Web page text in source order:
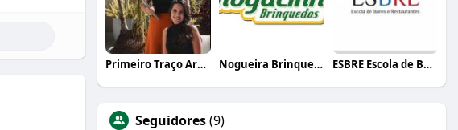
Primeiro Traço Arquitetura Nogueira Brinquedos ESBRE Escola de Bares e Restaurantes
Seguidores(9)